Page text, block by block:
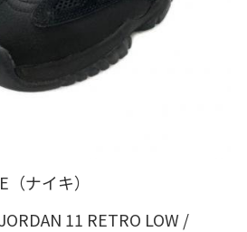
イキ）
11 RETRO LOW /